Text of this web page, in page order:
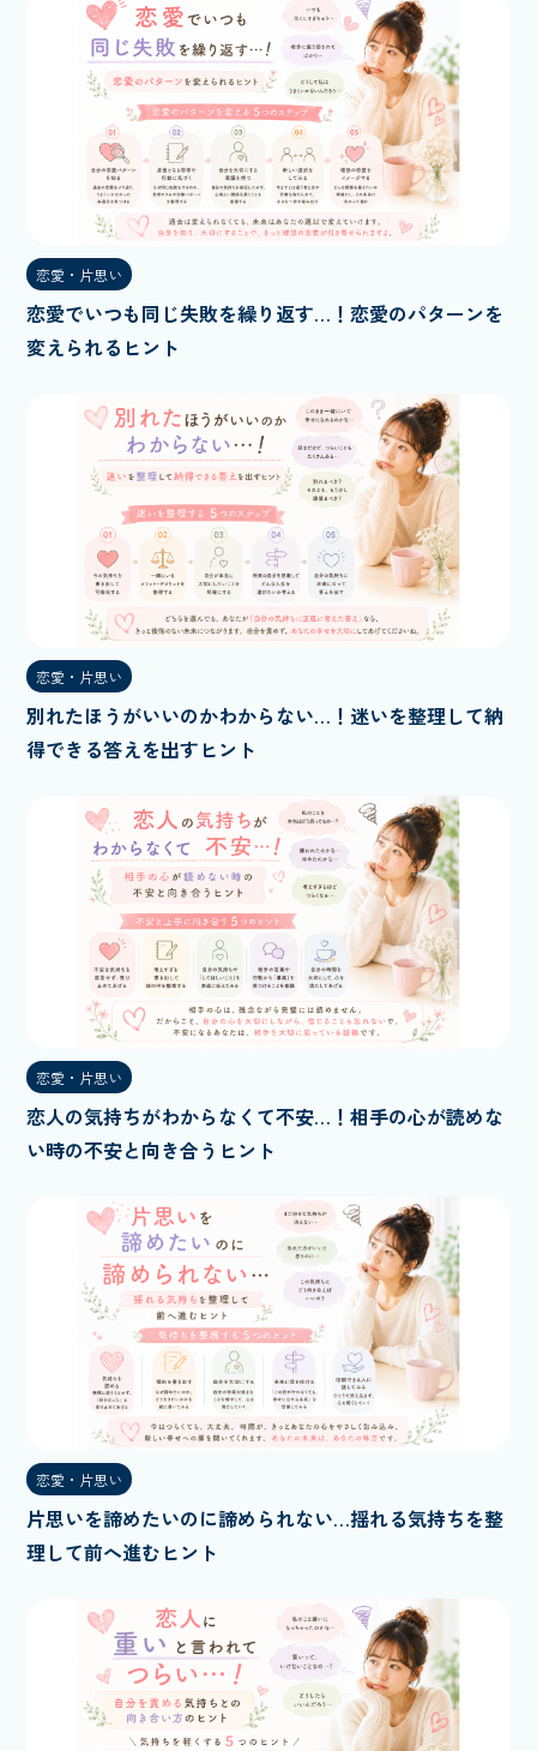
恋愛・片思い
恋愛でいつも同じ失敗を繰り返す…！恋愛のパターンを
変えられるヒント
恋愛・片思い
別れたほうがいいのかわからない…！迷いを整理して納
得できる答えを出すヒント
恋愛・片思い
恋人の気持ちがわからなくて不安…！相手の心が読めな
い時の不安と向き合うヒント
恋愛・片思い
片思いを諦めたいのに諦められない…揺れる気持ちを整
理して前へ進むヒント